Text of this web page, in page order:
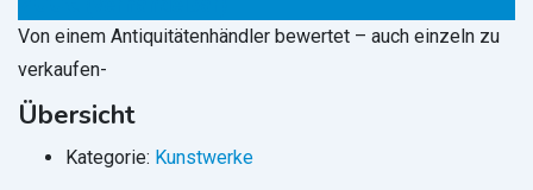
Von einem Antiquitätenhändler bewertet – auch einzeln zu
verkaufen-
Übersicht
Kategorie: Kunstwerke